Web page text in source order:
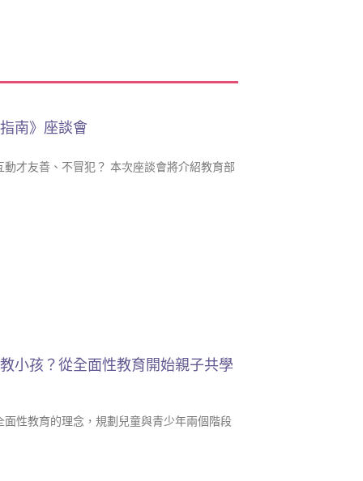
南》座談會
才友善、不冒犯？ 本次座談會將介紹教育部
小孩？從全面性教育開始親子共學
性教育的理念，規劃兒童與青少年兩個階段